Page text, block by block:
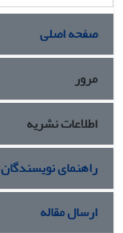
صفحه اصلی
مرور
اطلاعات نشریه
راهنمای نویسندگان
ارسال مقاله